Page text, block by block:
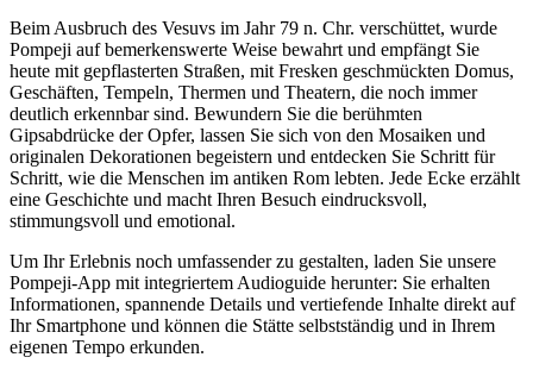
Beim Ausbruch des Vesuvs im Jahr 79 n. Chr. verschüttet, wurde
Pompeji auf bemerkenswerte Weise bewahrt und empfängt Sie
heute mit gepflasterten Straßen, mit Fresken geschmückten Domus,
Geschäften, Tempeln, Thermen und Theatern, die noch immer
deutlich erkennbar sind. Bewundern Sie die berühmten
Gipsabdrücke der Opfer, lassen Sie sich von den Mosaiken und
originalen Dekorationen begeistern und entdecken Sie Schritt für
Schritt, wie die Menschen im antiken Rom lebten. Jede Ecke erzählt
eine Geschichte und macht Ihren Besuch eindrucksvoll,
stimmungsvoll und emotional.
Um Ihr Erlebnis noch umfassender zu gestalten, laden Sie unsere
Pompeji-App mit integriertem Audioguide herunter: Sie erhalten
Informationen, spannende Details und vertiefende Inhalte direkt auf
Ihr Smartphone und können die Stätte selbstständig und in Ihrem
eigenen Tempo erkunden.